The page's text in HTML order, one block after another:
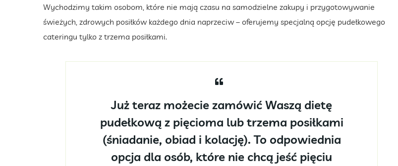
Wychodzimy takim osobom, które nie mają czasu na samodzielne zakupy i przygotowywanie
świeżych, zdrowych posiłków każdego dnia naprzeciw – oferujemy specjalną opcję pudełkowego
cateringu tylko z trzema posiłkami.
Już teraz możecie zamówić Waszą dietę
pudełkową z pięcioma lub trzema posiłkami
(śniadanie, obiad i kolację). To odpowiednia
opcja dla osób, które nie chcą jeść pięciu